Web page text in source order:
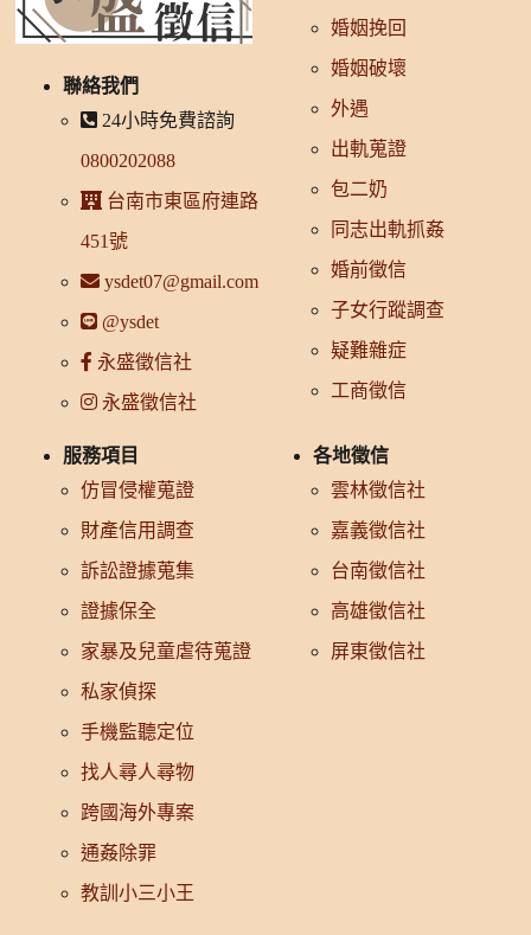
聯絡我們
24小時免費諮詢
0800202088
台南市東區府連路
451號
ysdet07@gmail.com
@ysdet
永盛徵信社
永盛徵信社
婚姻挽回
婚姻破壞
外遇
出軌蒐證
包二奶
同志出軌抓姦
婚前徵信
子女行蹤調查
疑難雜症
工商徵信
服務項目
仿冒侵權蒐證
財產信用調查
訴訟證據蒐集
證據保全
家暴及兒童虐待蒐證
私家偵探
手機監聽定位
找人尋人尋物
跨國海外專案
通姦除罪
教訓小三小王
各地徵信
雲林徵信社
嘉義徵信社
台南徵信社
高雄徵信社
屏東徵信社